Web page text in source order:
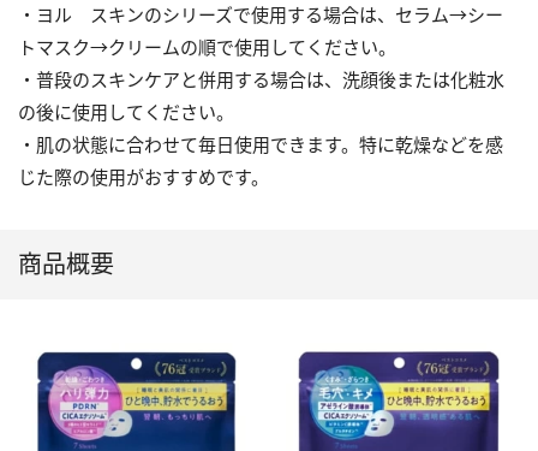
・ヨル スキンのシリーズで使用する場合は、セラム→シー
トマスク→クリームの順で使用してください。
・普段のスキンケアと併用する場合は、洗顔後または化粧水
の後に使用してください。
・肌の状態に合わせて毎日使用できます。特に乾燥などを感
じた際の使用がおすすめです。
商品概要